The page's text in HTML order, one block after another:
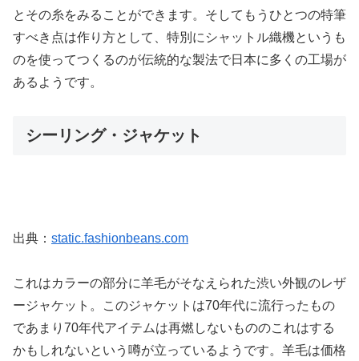
とその糸をみることができます。そしてもうひとつの特筆
すべき点は作り方として、特別にシャットル織機というも
のを使ってつくるのが伝統的な製法で日本に多くの工場が
あるようです。
シーリング・ジャケット
出典： static.fashionbeans.com
これはカラーの部分に羊毛がそなえられた渋い外観のレザ
ージャケット。このジャケットは70年代に流行ったもの
であまり70年代アイテムは再燃しないもののこれはする
かもしれないという噂が立っているようです。羊毛は価格